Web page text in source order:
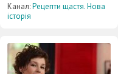
Канал:Рецепти щастя. Нова
історія